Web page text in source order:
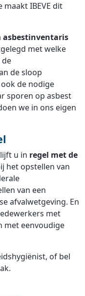
IBEVE dit
asbestinventaris
met welke
de sloop
de nodige
sporen op asbest
we in ons eigen
u in regel met de
het opstellen van
van een
afvalwetgeving. En
met
met eenvoudige
of bel